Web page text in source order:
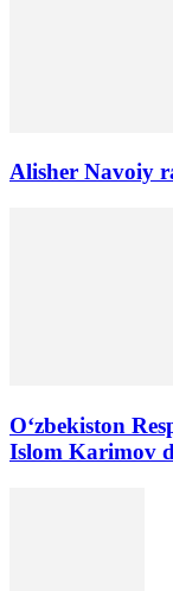
Alisher Navoiy
Oʻzbekiston
Islom Karimov